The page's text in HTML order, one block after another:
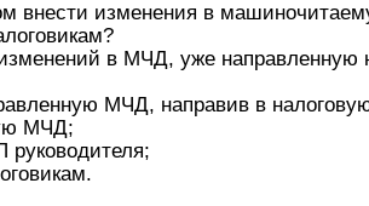
внести изменения в
в МЧД, уже направленную
МЧД, направив в
МЧД;